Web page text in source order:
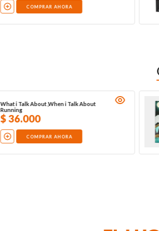
COMPRAR AHORA
What i Talk About ,When i Talk About
Running
$36.000
COMPRAR AHORA